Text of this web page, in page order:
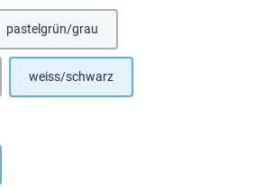
pastelgrün/grau
ist zurzeit nicht verfügbar.)
weiss/schwarz